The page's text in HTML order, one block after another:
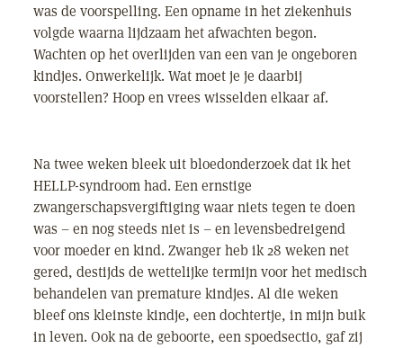
was de voorspelling. Een opname in het ziekenhuis
volgde waarna lijdzaam het afwachten begon.
Wachten op het overlijden van een van je ongeboren
kindjes. Onwerkelijk. Wat moet je je daarbij
voorstellen? Hoop en vrees wisselden elkaar af.
Na twee weken bleek uit bloedonderzoek dat ik het
HELLP-syndroom had. Een ernstige
zwangerschapsvergiftiging waar niets tegen te doen
was – en nog steeds niet is – en levensbedreigend
voor moeder en kind. Zwanger heb ik 28 weken net
gered, destijds de wettelijke termijn voor het medisch
behandelen van premature kindjes. Al die weken
bleef ons kleinste kindje, een dochtertje, in mijn buik
in leven. Ook na de geboorte, een spoedsectio, gaf zij